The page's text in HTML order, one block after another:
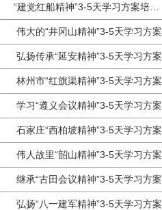
伟大的“井冈山精神”3-5天学习方案
弘扬传承“延安精神”3-5天学习方案
林州市“红旗渠精神”3-5天学习方案
学习“遵义会议精神”3-5天学习方案
石家庄“西柏坡精神”3-5天学习方案
伟人故里“韶山精神”3-5天学习方案
继承“古田会议精神”3-5天学习方案
弘扬“八一建军精神”3-5天学习方案